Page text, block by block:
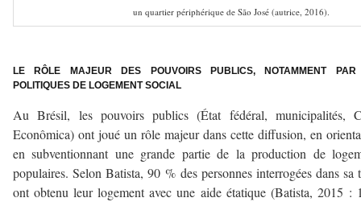
un quartier périphérique de São José (autrice, 2016).
LE RÔLE MAJEUR DES POUVOIRS PUBLICS, NOTAMMENT
POLITIQUES DE LOGEMENT SOCIAL
Au Brésil, les pouvoirs publics (État fédéral, municipalités,
Econômica) ont joué un rôle majeur dans cette diffusion, en
en subventionnant une grande partie de la production de
populaires. Selon Batista, 90 % des personnes interrogées dans sa
ont obtenu leur logement avec une aide étatique (Batista, 2015 :